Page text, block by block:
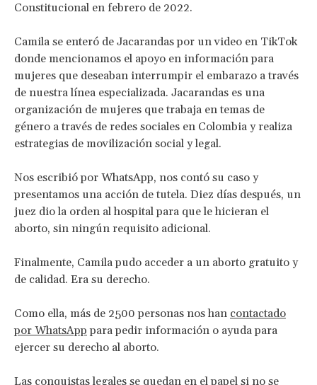
Constitucional en febrero de 2022.
Camila se enteró de Jacarandas por un video en TikTok
donde mencionamos el apoyo en información para
mujeres que deseaban interrumpir el embarazo a través
de nuestra línea especializada. Jacarandas es una
organización de mujeres que trabaja en temas de
género a través de redes sociales en Colombia y realiza
estrategias de movilización social y legal.
Nos escribió por WhatsApp, nos contó su caso y
presentamos una acción de tutela. Diez días después, un
juez dio la orden al hospital para que le hicieran el
aborto, sin ningún requisito adicional.
Finalmente, Camila pudo acceder a un aborto gratuito y
de calidad. Era su derecho.
Como ella, más de 2500 personas nos han contactado
por WhatsApp para pedir información o ayuda para
ejercer su derecho al aborto.
Las conquistas legales se quedan en el papel si no se